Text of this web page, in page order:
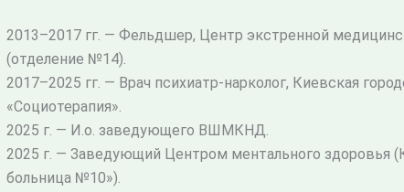
2013–2017 гг. — Фельдшер, Центр экстренной
(отделение №14).
2017–2025 гг. — Врач психиатр-нарколог, Киевская
«Социотерапия».
2025 г. — И.о. заведующего ВШМКНД.
2025 г. — Заведующий Центром ментального здоровья
больница №10»).